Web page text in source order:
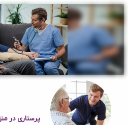
پرستاری در منزل بندرعباس